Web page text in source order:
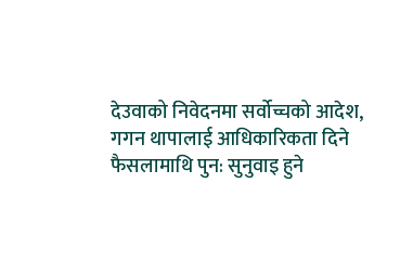
देउवाको निवेदनमा सर्वोच्चको आदेश,
गगन थापालाई आधिकारिकता दिने
फैसलामाथि पुन: सुनुवाइ हुने